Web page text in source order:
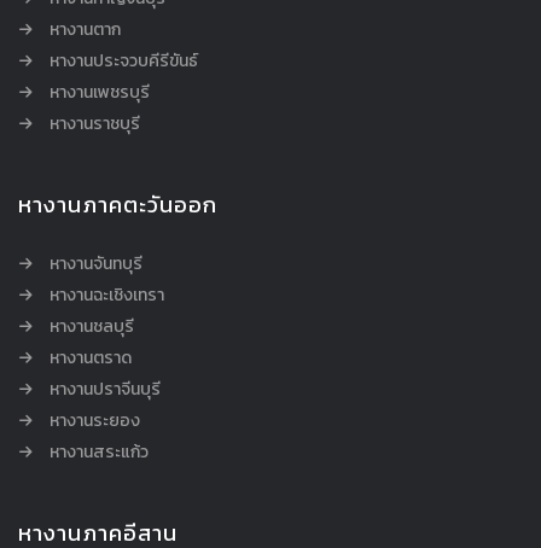
หางานตาก
หางานประจวบคีรีขันธ์
หางานเพชรบุรี
หางานราชบุรี
หางานภาคตะวันออก
หางานจันทบุรี
หางานฉะเชิงเทรา
หางานชลบุรี
หางานตราด
หางานปราจีนบุรี
หางานระยอง
หางานสระแก้ว
หางานภาคอีสาน